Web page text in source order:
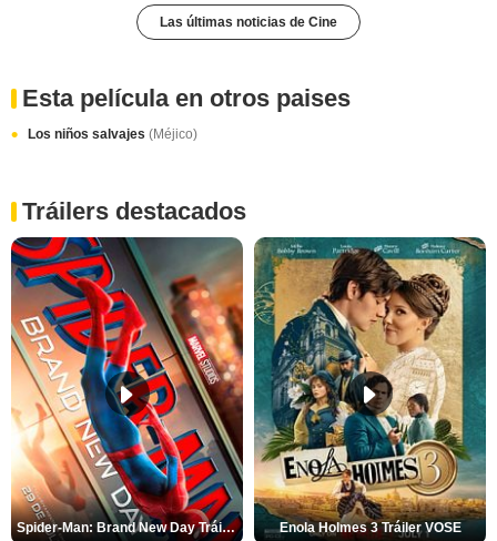
Las últimas noticias de Cine
Esta película en otros paises
Los niños salvajes (Méjico)
Tráilers destacados
Spider-Man: Brand New Day Tráiler (3) Enola Holmes 3 Tráiler VOSE